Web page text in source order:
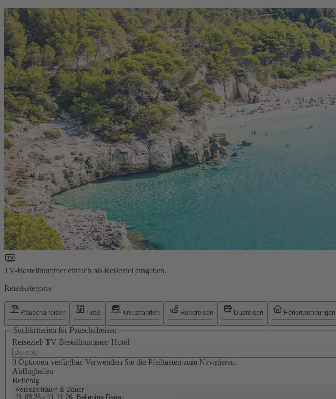
TV-Bestellnummer einfach als Reiseziel eingeben.
Reisekategorie
Pauschalreisen Hotel Kreuzfahrten Rundreisen Busreisen Ferienwohnungen
Suchkriterien für Pauschalreisen
Reiseziel/ TV-Bestellnummer/ Hotel
0 Optionen verfügbar. Verwenden Sie die Pfeiltasten zum Navigieren.
Abflughafen
Beliebig
Reisezeitraum & Dauer
11.08.26 - 11.11.26, Beliebige Dauer